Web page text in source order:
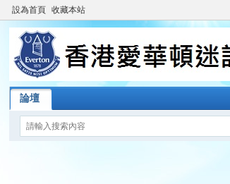
設為首頁 收藏本站
論壇